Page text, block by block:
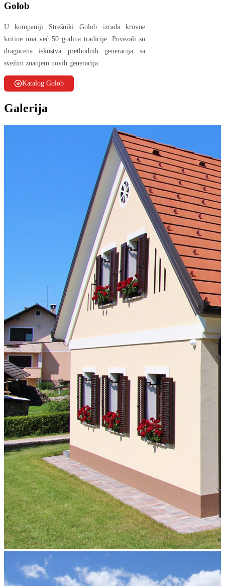
Golob
U kompaniji Strešniki Golob izrada krovne
kritine ima već 50 godina tradicije. Povezali su
dragocena iskustva prethodnih generacija sa
svežim znanjem novih generacija.
Katalog Golob
Galerija